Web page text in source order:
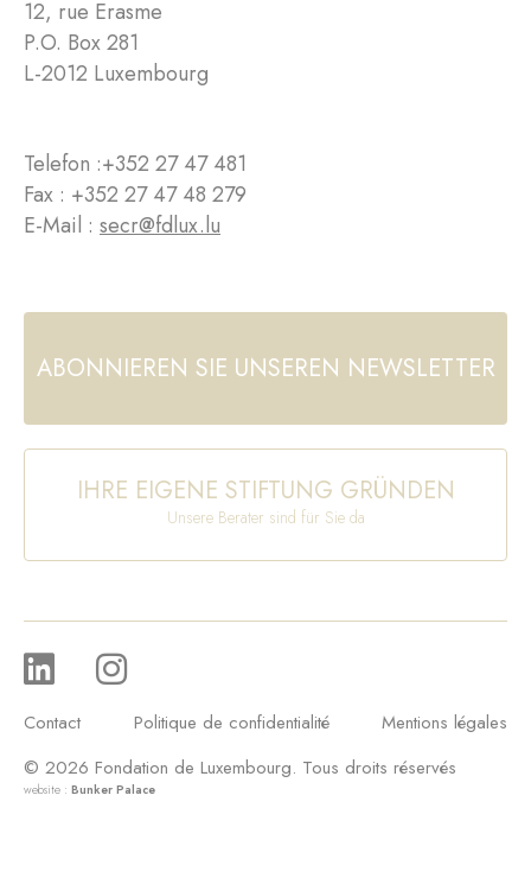
12, rue Erasme
P.O. Box 281
L-2012 Luxembourg
Telefon :+352 27 47 481
Fax : +352 27 47 48 279
E-Mail : secr@fdlux.lu
ABONNIEREN SIE UNSEREN NEWSLETTER
IHRE EIGENE STIFTUNG GRÜNDEN
Unsere Berater sind für Sie da
Contact Politique de confidentialité
Mentions légales
© 2026 Fondation de Luxembourg. Tous droits réservés
website : Bunker Palace